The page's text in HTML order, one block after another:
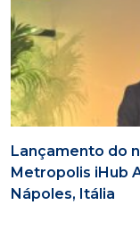
Lançamento do
Metropolis iHub
Nápoles, Itália